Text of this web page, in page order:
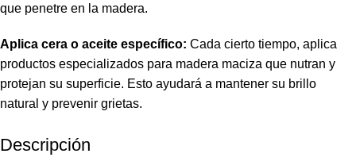
que penetre en la madera.
Aplica cera o aceite específico: Cada cierto tiempo, aplica
productos especializados para madera maciza que nutran y
protejan su superficie. Esto ayudará a mantener su brillo
natural y prevenir grietas.
Descripción